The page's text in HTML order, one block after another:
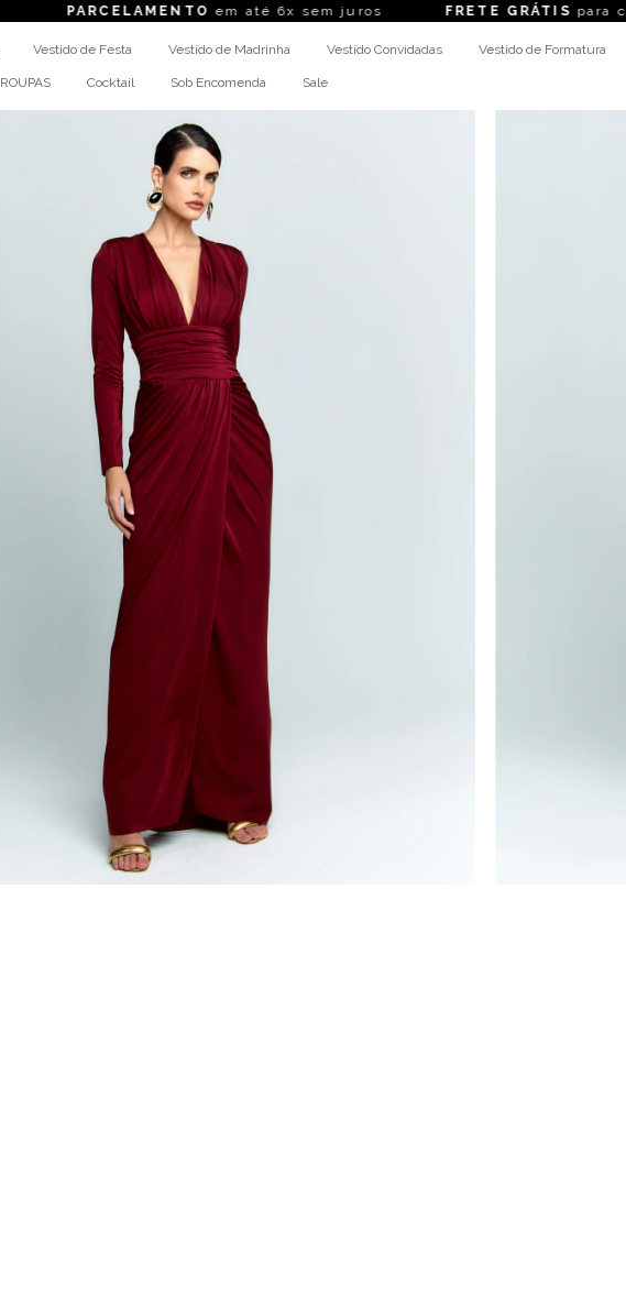
em até 6x sem juros FRETE GRÁTIS para compras acima
Vestido de Festa Vestido de Madrinha Vestido Convidadas Vestido de Formatura
ROUPAS Cocktail Sob Encomenda Sale